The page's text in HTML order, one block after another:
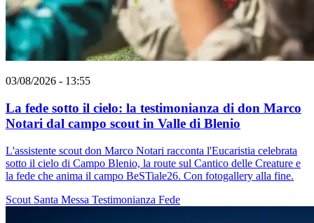
03/08/2026 - 13:55
La fede sotto il cielo: la testimonianza di don Marco
Notari dal campo scout in Valle di Blenio
L'assistente scout don Marco Notari racconta l'Eucaristia celebrata
sotto il cielo di Campo Blenio, la route sul Cantico delle Creature e
la fede che anima il campo BeSTiale26. Con fotogallery alla fine.
Scout Santa Messa Testimonianza Fede